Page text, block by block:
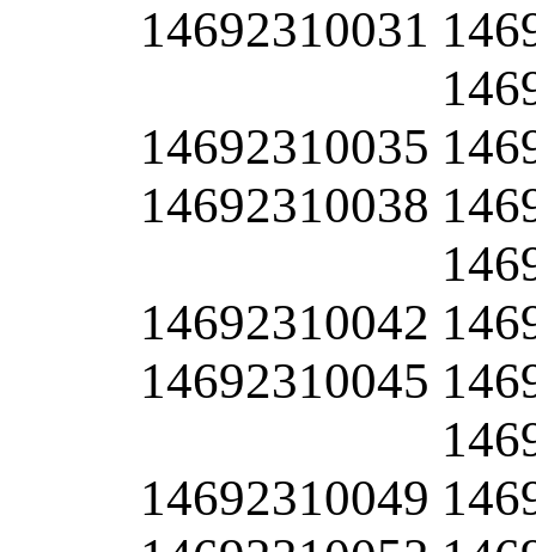
14692310031
14692310035
14692310038
14692310042
14692310045
14692310049